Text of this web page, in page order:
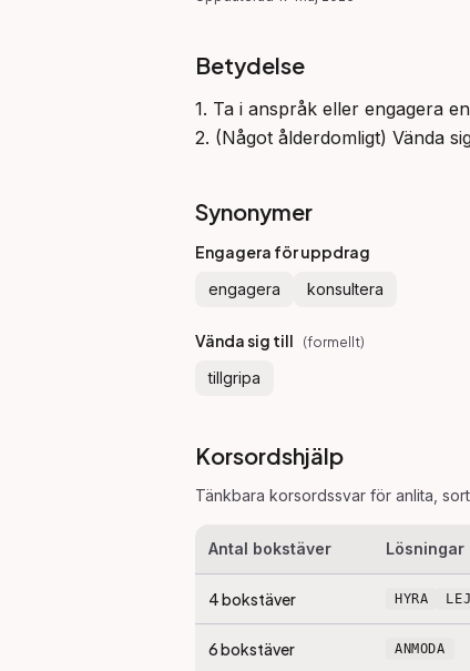
Betydelse
1. Ta i anspråk eller engagera
2. (Något ålderdomligt) Vända
Synonymer
Engagera för uppdrag
engagera konsultera
Vända sig till (formellt)
tillgripa
Korsordshjälp
Tänkbara korsordssvar för anlita ,
Antal bokstäver Lösningar
4bokstäver HYRA
6bokstäver ANMODA